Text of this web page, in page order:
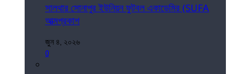
সালথার সোনাপুর ইউনিয়ন ফুটবল একাডেমির (SUFA
আত্মপ্রকাশ
জুন ৪, ২০২৬
0